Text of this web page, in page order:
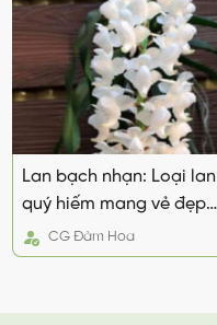
Lan bạch nhạn: Loại lan
quý hiếm mang vẻ đẹp
thanh khiết
CGĐàm Hoa